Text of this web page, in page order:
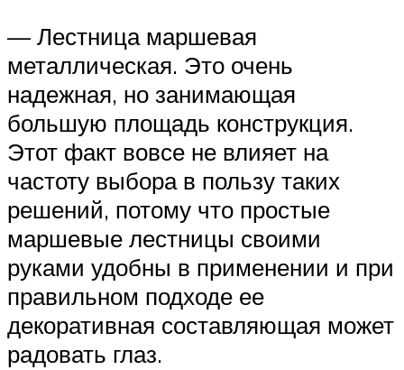
— Лестница маршевая
металлическая. Это очень
надежная, но занимающая
большую площадь конструкция.
Этот факт вовсе не влияет на
частоту выбора в пользу таких
решений, потому что простые
маршевые лестницы своими
руками удобны в применении и при
правильном подходе ее
декоративная составляющая может
радовать глаз.